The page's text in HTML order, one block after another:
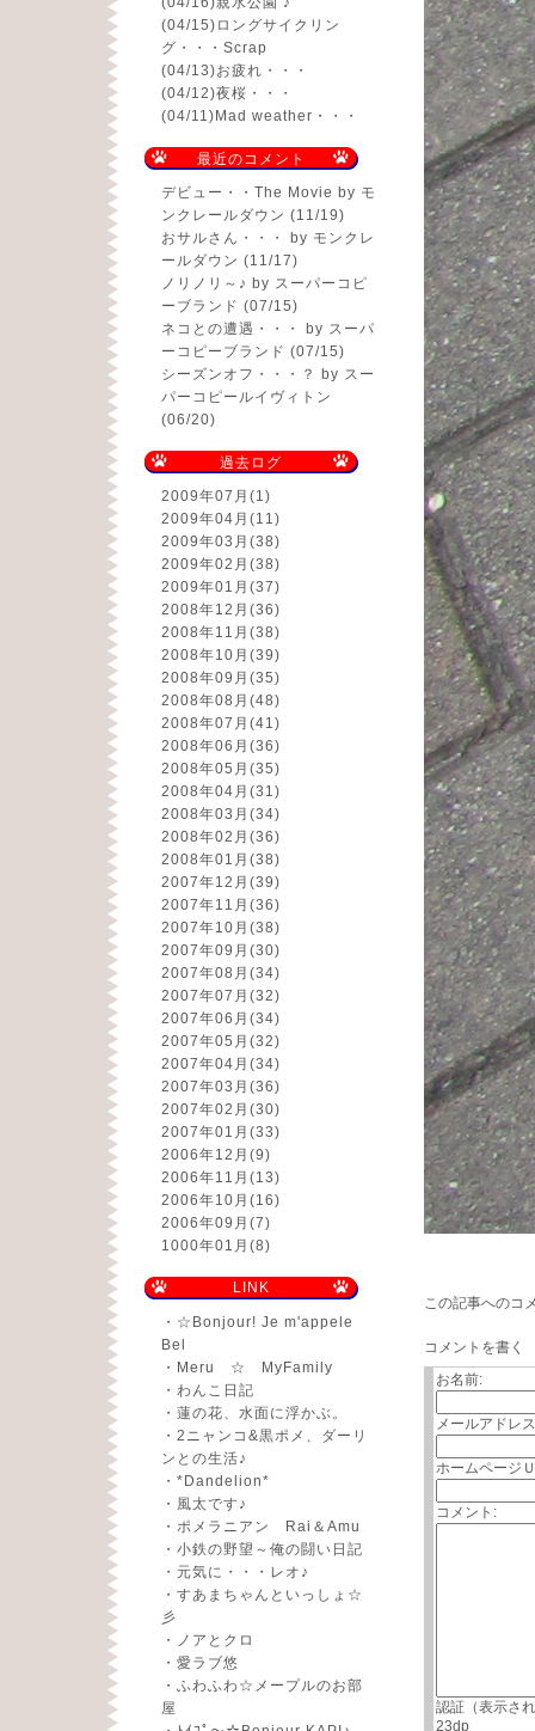
(04/15) ロングサイクリン
グ・・・Scrap
(04/13)お疲れ・・・
(04/12)夜桜・・・
(04/11) Mad weather・・・
最近のコメント
デビュー・・The Movie by モ
ンクレールダウン (11/19)
おサルさん・・・
by モンクレ
ールダウン (11/17)
ノリノリ～♪ by スーパーコピ
ーブランド (07/15)
ネコとの遭遇・・・
by スーパ
ーコピーブランド (07/15)
シーズンオフ・・・？
by スー
パーコピールイヴィトン
(06/20)
過去ログ
2009年07月 (1)
2009年04月 (11)
2009年03月 (38)
2009年02月 (38)
2009年01月 (37)
2008年12月 (36)
2008年11月 (38)
2008年10月 (39)
2008年09月 (35)
2008年08月 (48)
2008年07月 (41)
2008年06月 (36)
2008年05月 (35)
2008年04月 (31)
2008年03月 (34)
2008年02月 (36)
2008年01月 (38)
2007年12月 (39)
2007年11月 (36)
2007年10月 (38)
2007年09月 (30)
2007年08月 (34)
2007年07月 (32)
2007年06月 (34)
2007年05月 (32)
2007年04月 (34)
2007年03月 (36)
2007年02月 (30)
2007年01月 (33)
2006年12月 (9)
2006年11月 (13)
2006年10月 (16)
2006年09月 (7)
1000年01月 (8)
LINK
・ ☆Bonjour! Je m'appele
Bel
・ Meru ☆ MyFamily
・ わんこ日記
・ 蓮の花、水面に浮かぶ。
・ 2ニャンコ&黒ポメ、ダーリ
ンとの生活♪
・ *Dandelion*
・ 風太です♪
・ ポメラニアン Rai＆Amu
・ 小鉄の野望～俺の闘い日記
・ 元気に・・・レオ♪
・ すあまちゃんといっしょ☆
彡
・ ノアとクロ
・ 愛ラブ悠
・ ふわふわ☆メープルのお部
屋
この記事へのコ
コメントを書く
お名前:
メールアドレ
ホームページ
コメント:
認証（表示さ
23dp